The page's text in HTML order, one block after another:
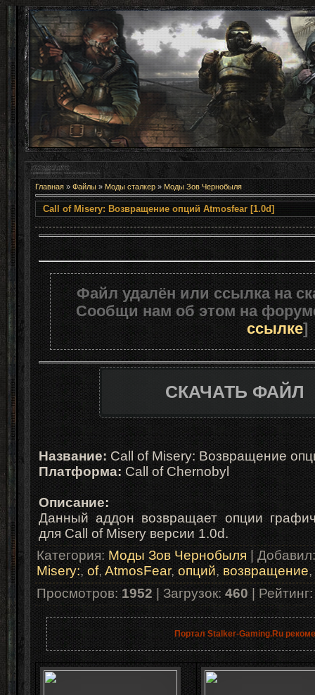
Главная» Файлы» Моды сталкер» Моды Зов Чернобыля
Call of Misery: Возвращение
Файл удалён или ссылка на
Сообщи нам об этом на
ссылке]
СКАЧАТЬ ФАЙЛ
Название: Call of Misery: Возвращение
Платформа:Call of Chernobyl
Описание:
Данный аддон возвращает опции
для Call of Misery версии 1.0d.
Категория: Моды Зов Чернобыля|Добавил
Misery:,of,AtmosFear,опций,возвращение,
Просмотров:1952|Загрузок: 460|Рейтинг
Портал Stalker-Gaming.Ru